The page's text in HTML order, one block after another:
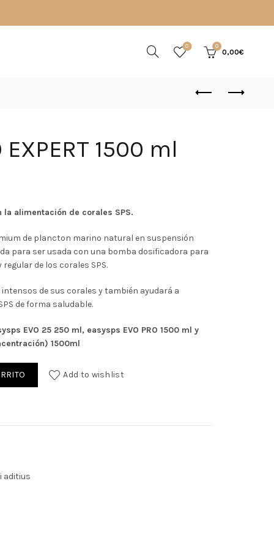
0 0
0,00€
EXPERT 1500 ml
la alimentación de corales SPS.
de plancton marino natural en suspensión
para ser usada con una bomba dosificadora para
de los corales SPS.
de sus corales y también ayudará a
de forma saludable.
EVO 25 250 ml, easysps EVO PRO 1500 ml y
1500ml
Add to wishlist
aditius